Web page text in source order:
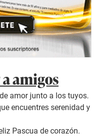
amigos
amor junto a los tuyos.
encuentres serenidad y
Pascua de corazón.